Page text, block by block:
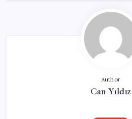
Author
Can Yıldız